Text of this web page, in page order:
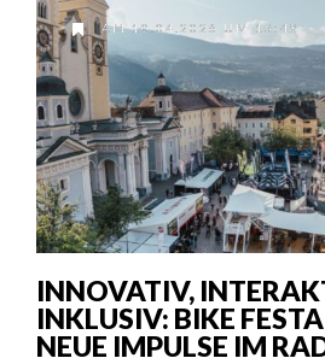
AM 10.04.2026 UM 15:48
INNOVATIV,
INKLUSIV: BIKE
NEUE IMPULSE IM